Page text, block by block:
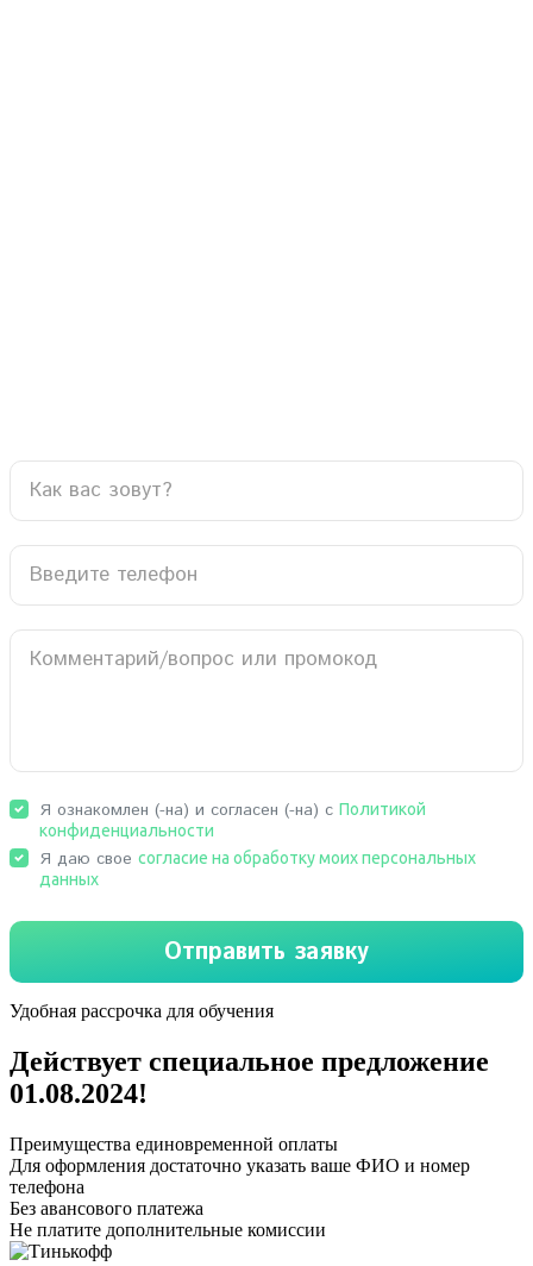
Удобная рассрочка для обучения
Действует специальное предложение
01.08.2024!
Преимущества единовременной оплаты
Для оформления достаточно указать ваше ФИО и номер
телефона
Без авансового платежа
Не платите дополнительные комиссии